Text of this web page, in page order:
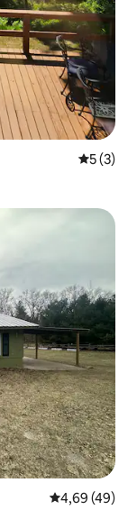
5 (3)
Gemiddelde
4,69 (49)